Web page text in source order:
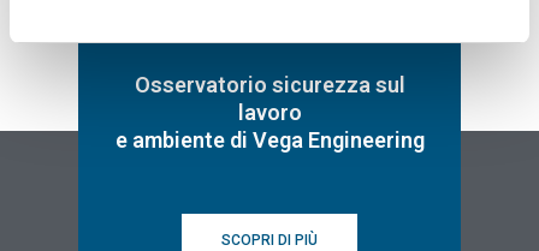
Osservatorio sicurezza sul
lavoro
e ambiente di Vega Engineering
SCOPRI DI PIÙ